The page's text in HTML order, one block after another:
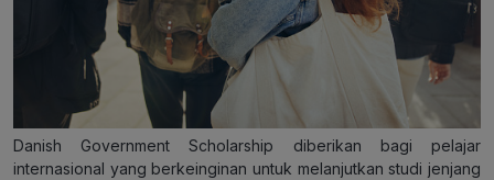
Danish Government Scholarship diberikan bagi pelajar
internasional yang berkeinginan untuk melanjutkan studi jenjang